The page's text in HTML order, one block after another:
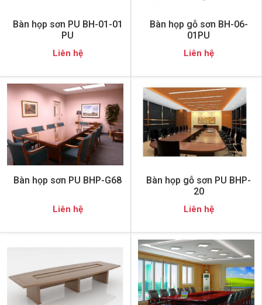
Bàn họp sơn PU BH-01-01
PU
Liên hệ
Bàn họp gỗ sơn BH-06-
01PU
Liên hệ
Bàn họp sơn PU BHP-G68
Liên hệ
Bàn họp gỗ sơn PU BHP-
20
Liên hệ